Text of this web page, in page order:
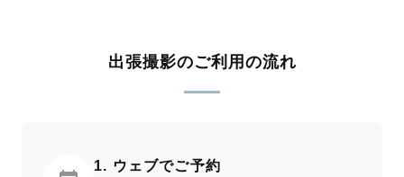
出張撮影のご利用の流れ
1. ウェブでご予約